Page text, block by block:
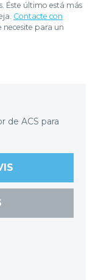
Éste último está más
Contacte con
para un
de ACS para